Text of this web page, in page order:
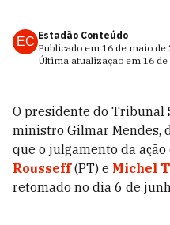
EC Estadão Conteúdo
Publicado em 16 de maio de
Última atualização em 16
O presidente do Tribunal
ministro Gilmar Mendes,
que o julgamento da
Rousseff(PT) e Michel
retomado no dia 6 de